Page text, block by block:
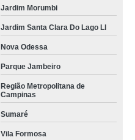
Jardim Morumbi
Jardim Santa Clara Do Lago Ll
Nova Odessa
Parque Jambeiro
Região Metropolitana de
Campinas
Sumaré
Vila Formosa